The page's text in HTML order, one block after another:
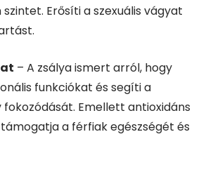
Erősíti a szexuális vágyat
– A zsálya ismert arról, hogy
funkciókat és segíti a
fokozódását. Emellett antioxidáns
a férfiak egészségét és